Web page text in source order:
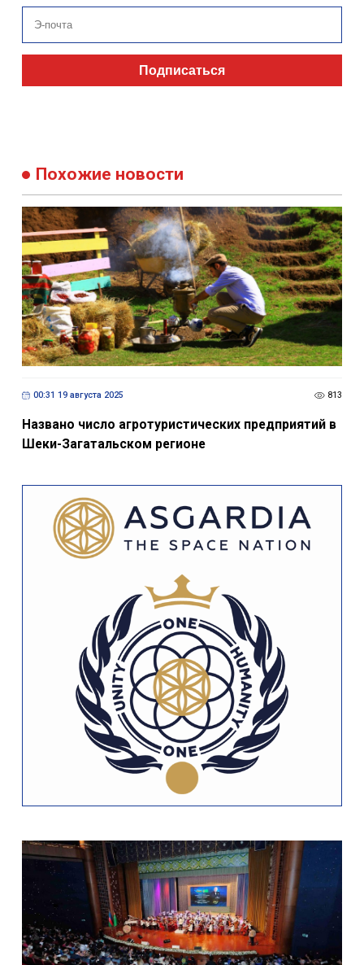
Подписаться
Похожие новости
00:31 19 августа 2025 813
Названо число агротуристических предприятий в
Шеки-Загатальском регионе